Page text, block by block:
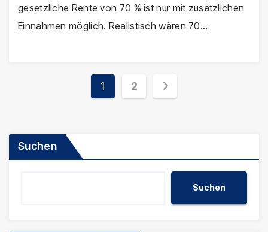
gesetzliche Rente von 70 % ist nur mit zusätzlichen
Einnahmen möglich. Realistisch wären 70…
1 2
Suchen
Suchen